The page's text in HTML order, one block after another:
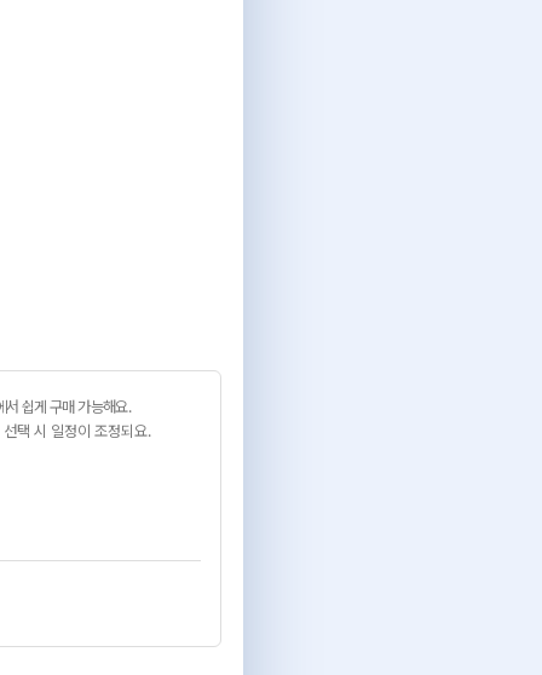
서 쉽게 구매 가능해요.
택 시 일정이 조정되요.